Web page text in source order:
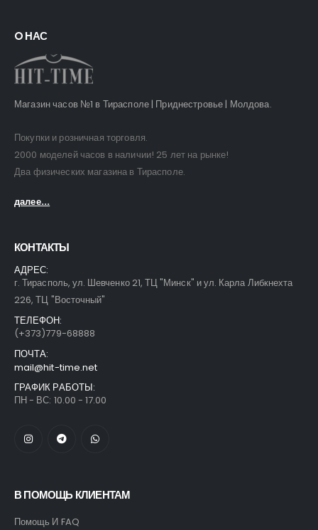
O НАС
Магазин часов №1 в Тирасполе | Приднестровье | Молдова.
Покупки и розничная торговля.
2000 моделей часов в наличии! 25 лет на рынке!
Два физических магазина в Тирасполе.
далее...
КОНТАКТЫ
АДРЕС:
г. Тирасполь, ул. Шевченко 21, ТЦ "Минск" и ул. Карла Либкнехта
226, ТЦ "Восточный"
ТЕЛЕФОН:
(+373)779-68888
ПОЧТА:
mail@hit-time.net
ГРАФИК РАБОТЫ:
ПН - ВС: 10.00 - 17.00
В ПОМОЩЬ КЛИЕНТАМ
Помощь И FAQ